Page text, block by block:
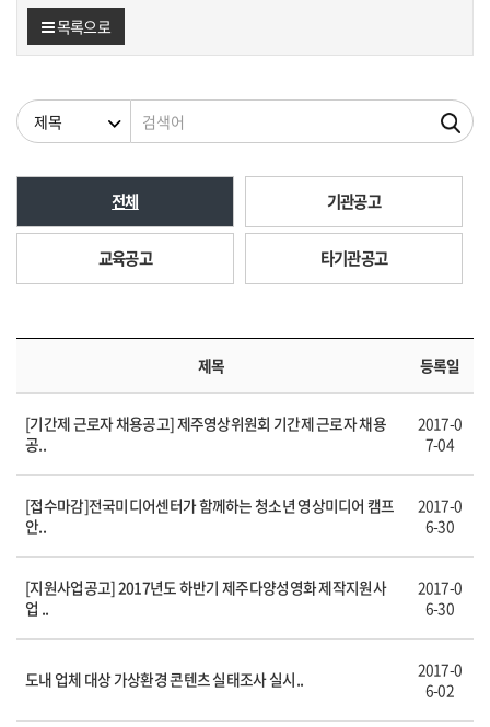
목록으로
검색조건 검색어
전체 기관공고
교육공고 타기관공고
제목 등록일
[기간제 근로자 채용공고] 제주영상위원회 기간제 근로자 채용
공..
2017-0
7-04
[접수마감]전국미디어센터가 함께하는 청소년 영상미디어 캠프
안..
2017-0
6-30
[지원사업공고] 2017년도 하반기 제주다양성영화 제작지원사
업 ..
2017-0
6-30
도내 업체 대상 가상환경 콘텐츠 실태조사 실시..
2017-0
6-02